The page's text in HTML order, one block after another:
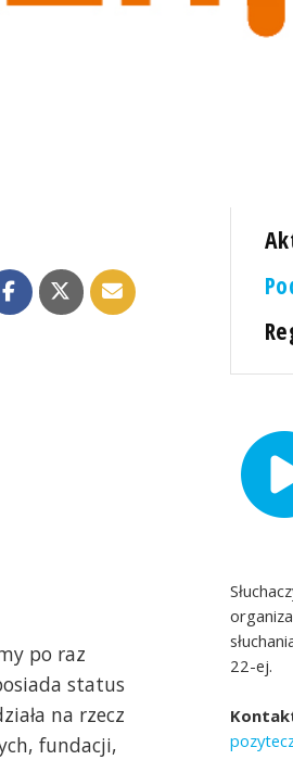
po raz
status
na rzecz
fundacji,
22-ej.